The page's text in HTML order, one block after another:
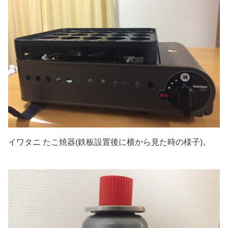
イワタニ たこ焼器(鉄板設置後に横から見た時の様子)。